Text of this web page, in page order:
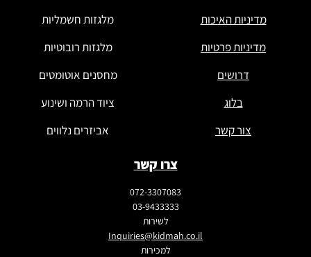
מדיניות האיכות
מדיניות פרטיות
דרושים
בלוג
צור קשר
מלגזות חשמליות
מלגזות רובוטיות
מחסנים אוטומטים
ציוד הרמה ושינוע
אביזרים נלווים
צרו קשר
072-3307083
03-9433333
לשירות
Inquiries@kidmah.co.il
למכירות